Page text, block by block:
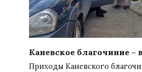
Каневское благочиние –
Приходы Каневского